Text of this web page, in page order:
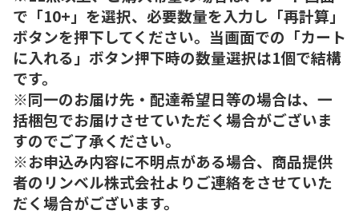
で「10+」を選択、必要数量を入力し「再計算」
ボタンを押下してください。当画面での「カート
に入れる」ボタン押下時の数量選択は1個で結構
です。
※同一のお届け先・配達希望日等の場合は、一
括梱包でお届けさせていただく場合がございま
すのでご了承ください。
※お申込み内容に不明点がある場合、商品提供
者のリンベル株式会社よりご連絡をさせていた
だく場合がございます。